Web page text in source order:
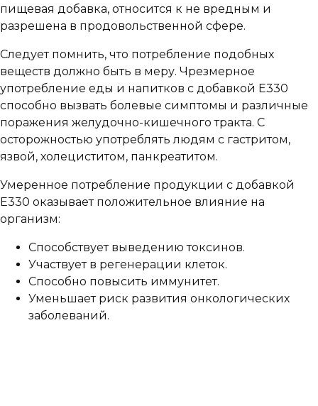
пищевая добавка, относится к не вредным и
разрешена в продовольственной сфере.
Следует помнить, что потребление подобных
веществ должно быть в меру. Чрезмерное
употребление еды и напитков с добавкой Е330
способно вызвать болевые симптомы и различные
поражения желудочно-кишечного тракта. С
осторожностью употреблять людям с гастритом,
язвой, холециститом, панкреатитом.
Умеренное потребление продукции с добавкой
Е330 оказывает положительное влияние на
организм:
Способствует выведению токсинов.
Участвует в регенерации клеток.
Способно повысить иммунитет.
Уменьшает риск развития онкологических
заболеваний.